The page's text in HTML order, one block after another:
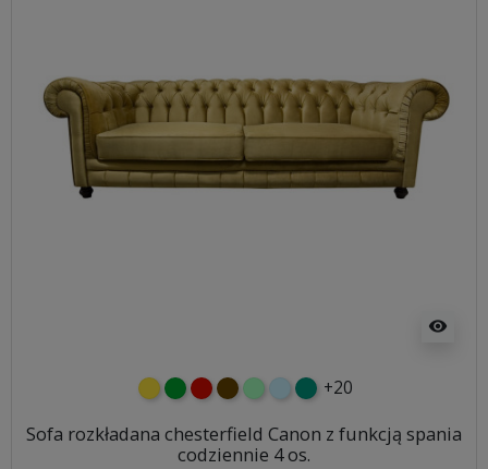
visibility
żółtyzielonyczerwony
czekoladowy
miętowybłękitny
turkusowy
+20
Sofa rozkładana chesterfield Canon z funkcją spania
codziennie 4 os.